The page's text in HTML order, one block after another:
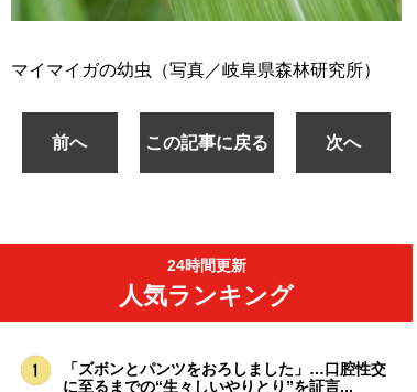
マイマイガの幼虫（写真／岐阜県森林研究所）
前へ この記事に戻る 次へ
24時間更新
人気ランキング
「ズボンとパンツをおろしました」…口腔性交
に至るまでの“生々しいやりとり”を証言...